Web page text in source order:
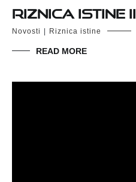
RIZNICA ISTINE II
Novosti Riznica istine
READ MORE